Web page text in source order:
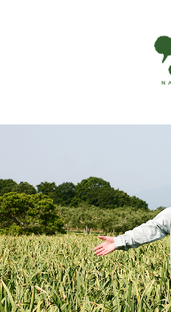
ホーム
ならおかファームで作って
お客様の声
商品カタログ
オンラインショップ